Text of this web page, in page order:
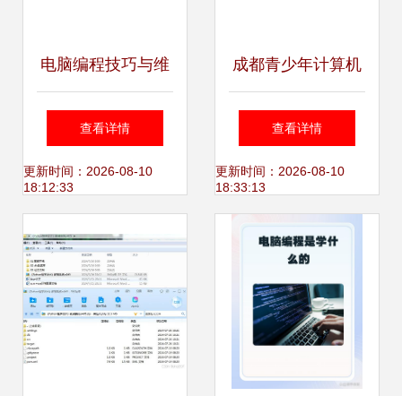
电脑编程技巧与维
护 提升效率与代码
质量的实用指南
查看详情
更新时间：2026-08-10
18:12:33
成都青少年计算机
编程培训 开启未来
科技之门
查看详情
更新时间：2026-08-10
18:33:13